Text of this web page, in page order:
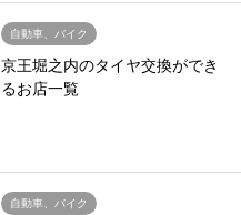
自動車、バイク
京王堀之内のタイヤ交換ができ
るお店一覧
自動車、バイク